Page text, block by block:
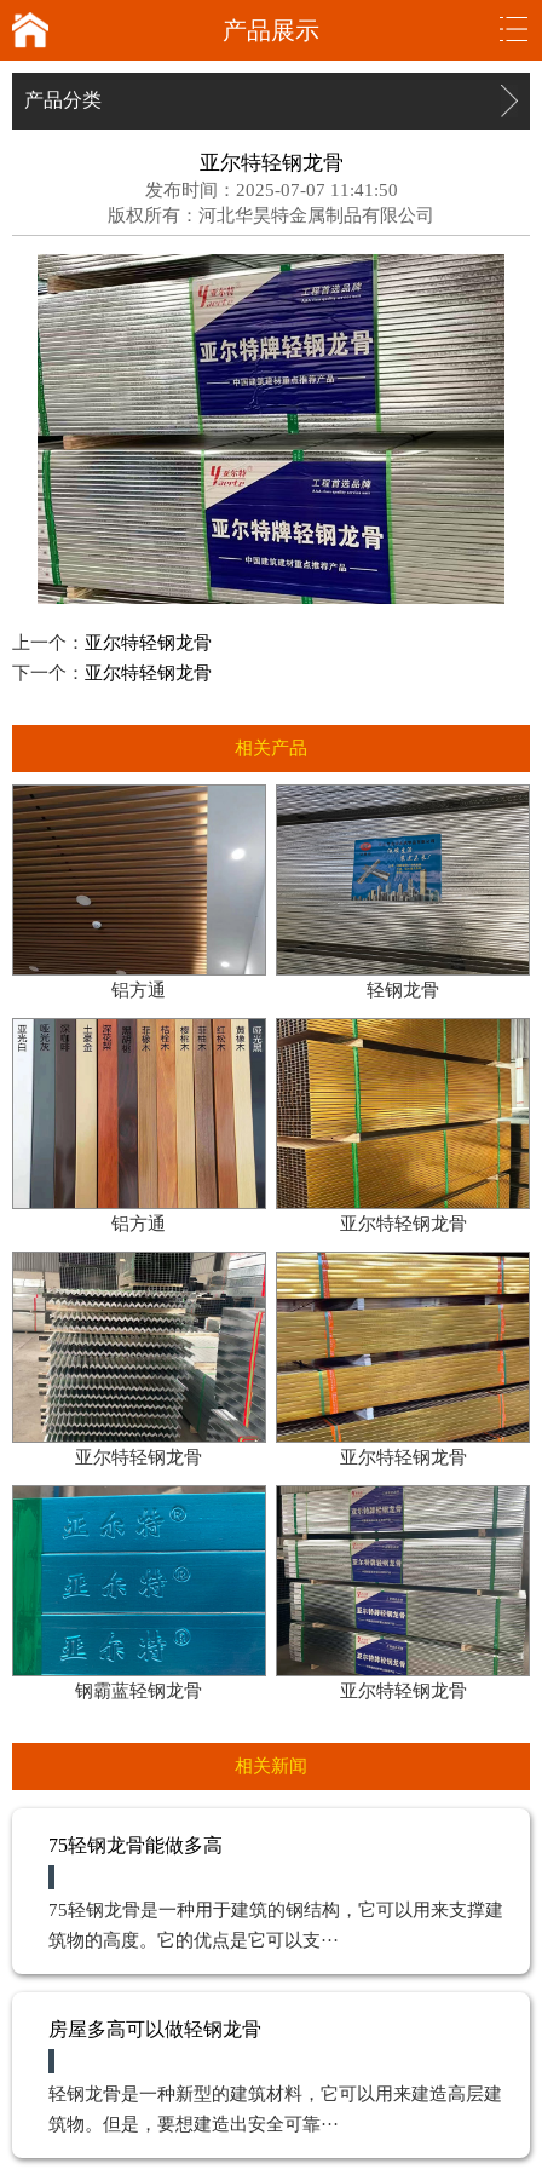
产品展示
产品分类
亚尔特轻钢龙骨
发布时间：2025-07-07 11:41:50
版权所有：河北华昊特金属制品有限公司
上一个： 亚尔特轻钢龙骨
下一个： 亚尔特轻钢龙骨
相关产品
铝方通 轻钢龙骨
铝方通 亚尔特轻钢龙骨
亚尔特轻钢龙骨 亚尔特轻钢龙骨
钢霸蓝轻钢龙骨 亚尔特轻钢龙骨
相关新闻
75轻钢龙骨能做多高
75轻钢龙骨是一种用于建筑的钢结构，它可以用来支撑建
筑物的高度。它的优点是它可以支···
房屋多高可以做轻钢龙骨
轻钢龙骨是一种新型的建筑材料，它可以用来建造高层建
筑物。但是，要想建造出安全可靠···